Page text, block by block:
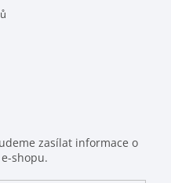
zasílat informace o
shopu.